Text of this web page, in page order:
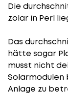
Die
zolar in Perl
Das
hätte sogar
musst nicht
Solarmodulen
Anlage zu